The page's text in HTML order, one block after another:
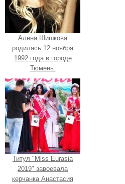
Алена Шишкова
родилась 12 ноября
1992 года в городе
Тюмень.
Титул "Miss Eurasia
2019" завоевала
керчанка Анастасия